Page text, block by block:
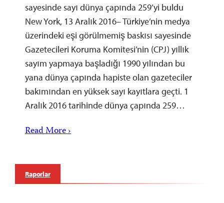
sayesinde sayı dünya çapında 259’yi buldu
New York, 13 Aralık 2016– Türkiye’nin medya
üzerindeki eşi görülmemiş baskısı sayesinde
Gazetecileri Koruma Komitesi’nin (CPJ) yıllık
sayım yapmaya başladığı 1990 yılından bu
yana dünya çapında hapiste olan gazeteciler
bakımından en yüksek sayı kayıtlara geçti. 1
Aralık 2016 tarihinde dünya çapında 259…
Read More ›
Raporlar